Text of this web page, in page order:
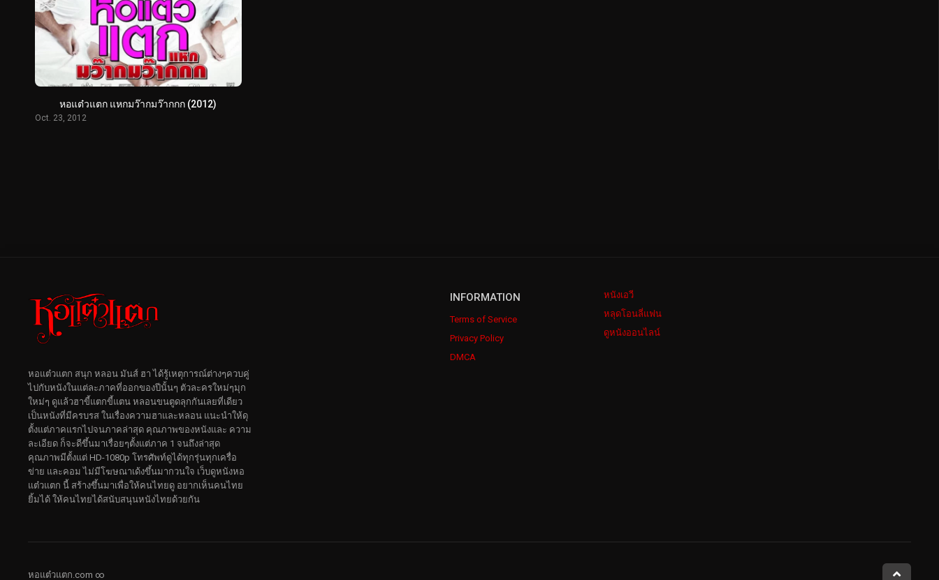
หอแต๋วแตก แหกมว๊ากมว๊ากกก (2012)
Oct. 23, 2012
INFORMATION
Terms of Service
Privacy Policy
DMCA
หนังเอวี
หลุดโอนลี่แฟน
ดูหนังออนไลน์
หอแต๋วแตก สนุก หลอน มันส์ ฮา ได้รู้เหตุการณ์ต่างๆควบคู่
ไปกับหนังในแต่ละภาคที่ออกของปีนั้นๆ ตัวละครใหม่ๆมุก
ใหม่ๆ ดูแล้วฮาขี้แตกขี้แตน หลอนขนตูดลุกกันเลยที่เดียว
เป็นหนังที่มีครบรส ในเรื่องความฮาและหลอน แนะนำให้ดุ
ตั้งแต่ภาคแรกไปจนภาคล่าสุด คุณภาพของหนังและ ความ
ละเอียด ก็จะดีขึ้นมาเรื่อยๆตั้งแต่ภาค 1 จนถึงล่าสุด
คุณภาพมีตั้งแต่ HD-1080p โทรศัพท์ดูได้ทุกรุ่นทุกเครื่อ
ข่าย และคอม ไม่มีโฆษณาเด้งขึ้นมากวนใจ เว็บดูหนังหอ
แต๋วแตก นี้ สร้างขึ้นมาเพื่อให้คนไทยดู อยากเห็นคนไทย
ยิ้มได้ ให้คนไทยได้สนับสนุนหนังไทยด้วยกัน
หอแต๋วแตก.com ∞